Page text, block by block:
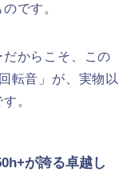
です。
からこそ、この
転音」が、実物以
。
が誇る卓越し